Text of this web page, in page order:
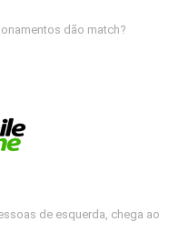
dão match?
de esquerda, chega ao